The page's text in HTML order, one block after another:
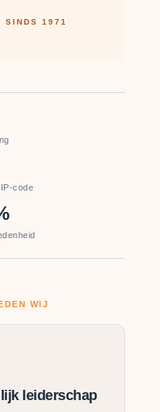
SINDS 1971
code
WIJ
leiderschap